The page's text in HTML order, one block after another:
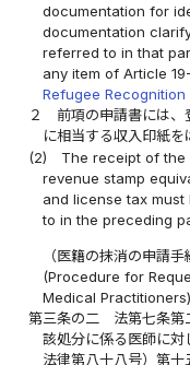
documentation for
documentation
referred to in that
any item of Article
Refugee Recognition
２
前項の申請書には
に相当する収入印紙を
(2)
The receipt of
revenue stamp
and license tax
to in the preceding
（医籍の抹消の申請手
(Procedure for
Medical Practitioners)
第三条の二
法第七条第
該処分に係る医師に
法律第八十八号）第